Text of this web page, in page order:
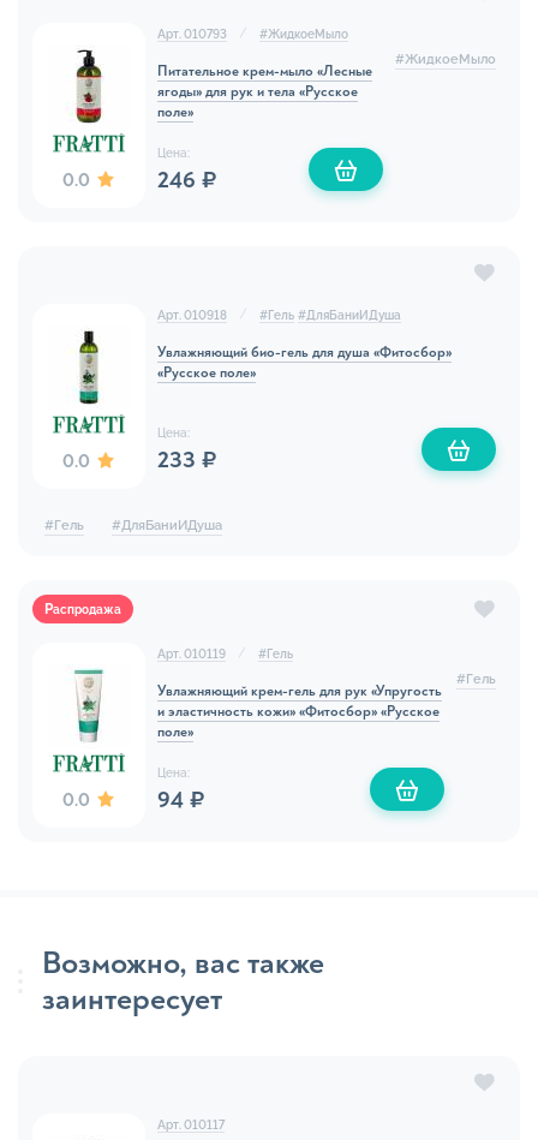
0.0
Арт. 010793 #ЖидкоеМыло
Питательное крем-мыло «Лесные
ягоды» для рук и тела «Русское
поле»
Цена:
246 ₽
#ЖидкоеМыло
0.0
Арт. 010918 #Гель #ДляБаниИДуша
Увлажняющий био-гель для душа «Фитосбор»
«Русское поле»
Цена:
233 ₽
#Гель #ДляБаниИДуша
Распродажа
0.0
Арт. 010119 #Гель
Увлажняющий крем-гель для рук «Упругость
и эластичность кожи» «Фитосбор» «Русское
поле»
Цена:
94 ₽
#Гель
Возможно, вас также
заинтересует
Арт. 010117